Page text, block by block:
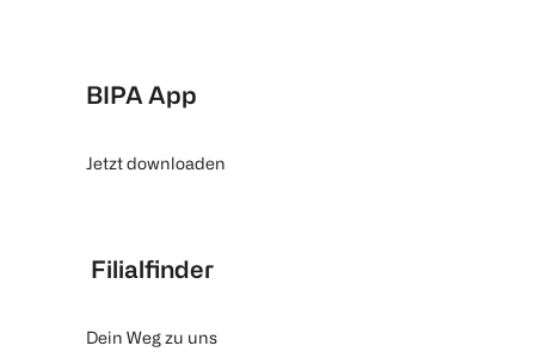
BIPA App
Jetzt downloaden
Filialfinder
Dein Weg zu uns